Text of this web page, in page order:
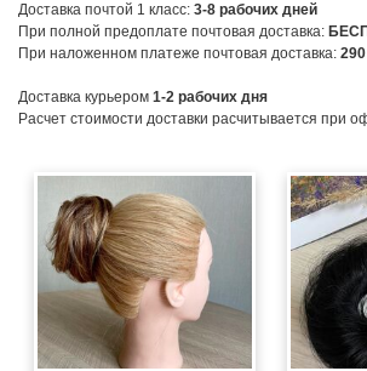
Доставка почтой 1 класс: 3-8 рабочих дней
При полной предоплате почтовая доставка:
При наложенном платеже почтовая доставка: 290
Доставка курьером 1-2 рабочих дня
Расчет стоимости доставки расчитывается при